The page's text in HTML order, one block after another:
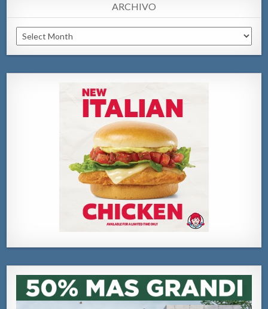
ARCHIVO
Archivo